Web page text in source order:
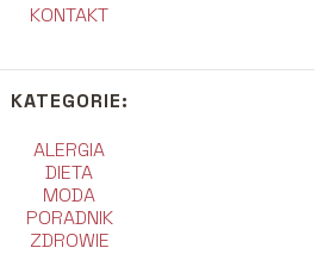
KONTAKT
KATEGORIE:
ALERGIA
DIETA
MODA
PORADNIK
ZDROWIE